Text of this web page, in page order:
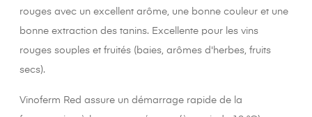
rouges avec un excellent arôme, une bonne couleur et une
bonne extraction des tanins. Excellente pour les vins
rouges souples et fruités (baies, arômes d'herbes, fruits
secs).
Vinoferm Red assure un démarrage rapide de la